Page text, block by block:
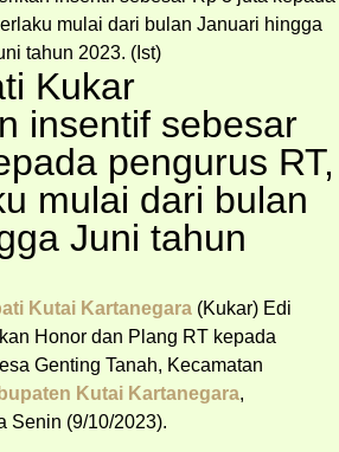
Kukar
insentif sebesar
pengurus RT,
mulai dari bulan
Juni tahun
Kutai Kartanegara (Kukar) Edi
Honor dan Plang RT kepada
Genting Tanah, Kecamatan
Kutai Kartanegara,
Senin (9/10/2023).